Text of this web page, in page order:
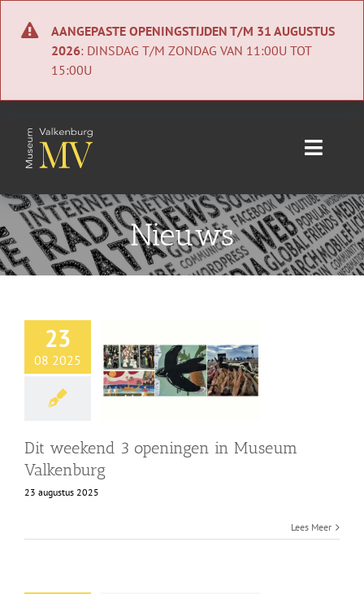
naar
AANGEPASTE OPENINGSTIJDEN T/M 31 AUGUSTUS
2026: DINSDAG T/M ZONDAG VAN 11:00U TOT
15:00U
Toggle
Home
Nieuws
Collectie
BEZOEK
Nieuws
23
08 2025
Dit weekend 3 openingen in Museum
Valkenburg
23 augustus 2025
Lees Meer